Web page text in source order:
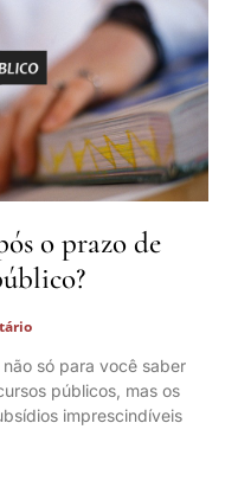
o prazo de
só para você saber
públicos, mas os
imprescindíveis